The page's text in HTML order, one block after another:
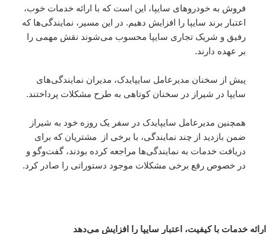
فروش به خودروهای سایپا، این است که با ارائه خدمات خوب،
اعتبار برند سایپا را افزایش دهیم. در این مسیر، نمایندگی‌ها که
رفیق و شریک تجاری سایپا محسوب می‌شوند نقش مهمی را
بر عهده دارند.
پیش از سخنان مدیرعامل سایپایدک، مدیران نمایندگی‌های
سایپا در شیراز در سخنان کوتاهی به طرح مشکلات پرداختند.
همچنین مدیرعامل سایپایدک در سفر یک روزه خود به شیراز
ضمن بازدید از چند نمایندگی، با برخی از مشتریان که برای
دریافت خدمات به نمایندگی‌ها مراجعه کرده‌ بودند، گفت‌وگو و
در خصوص رفع برخی مشکلات موجود دستوراتی را صادر کرد.
ارائه خدمات با کیفیت، اعتبار سایپا را افزایش می‌دهد